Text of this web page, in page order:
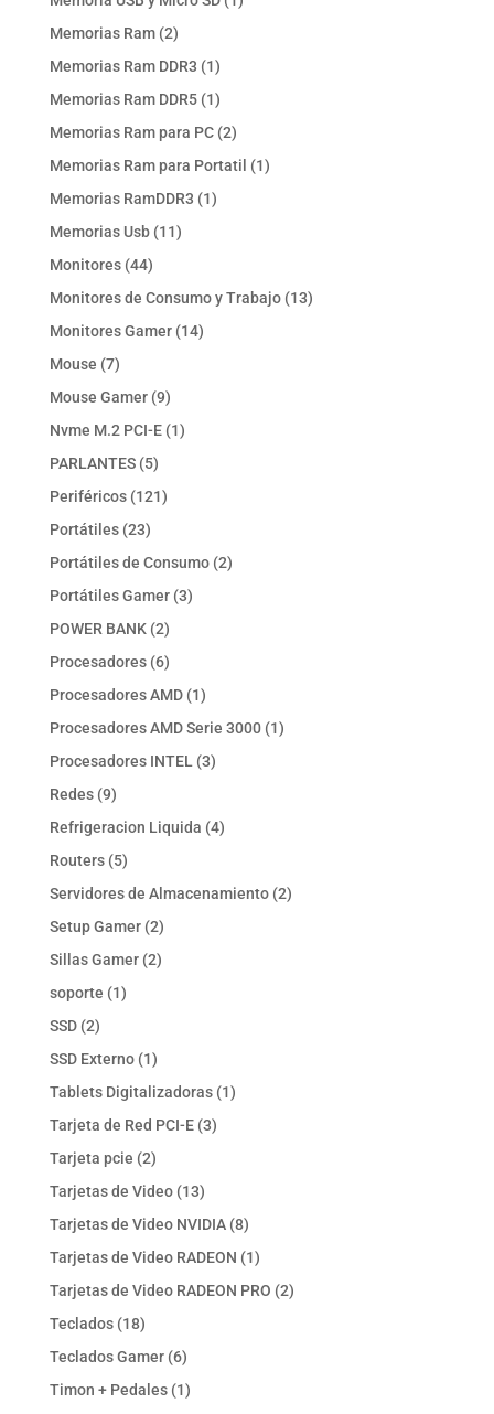
Memorias Ram 22
productos
Memorias Ram DDR3 11
producto
Memorias Ram DDR5 11
producto
Memorias Ram para PC 22
productos
Memorias Ram para Portatil 11
Memorias RamDDR3 11
Memorias Usb 1111
Monitores 4444
productos
Monitores de Consumo y Trabajo 1313
Monitores Gamer 1414
Mouse 77
productos
Mouse Gamer 99
productos
Nvme M.2 PCI-E 11
PARLANTES 55
productos
Periféricos 121121
Portátiles 2323
productos
Portátiles de Consumo 22
Portátiles Gamer 33
POWER BANK 22
productos
Procesadores 66
productos
Procesadores AMD 11
producto
Procesadores AMD Serie 3000 11
Procesadores INTEL 33
Redes 99
productos
Refrigeracion Liquida 44
Routers 55
productos
Servidores de Almacenamiento 22
Setup Gamer 22
productos
Sillas Gamer 22
soporte 11
SSD 22
productos
SSD Externo 11
producto
Tablets Digitalizadoras 11
Tarjeta de Red PCI-E 33
Tarjeta pcie 22
productos
Tarjetas de Video 1313
productos
Tarjetas de Video NVIDIA 88
productos
Tarjetas de Video RADEON 11
producto
Tarjetas de Video RADEON PRO 22
Teclados 1818
productos
Teclados Gamer 66
productos
Timon + Pedales 11